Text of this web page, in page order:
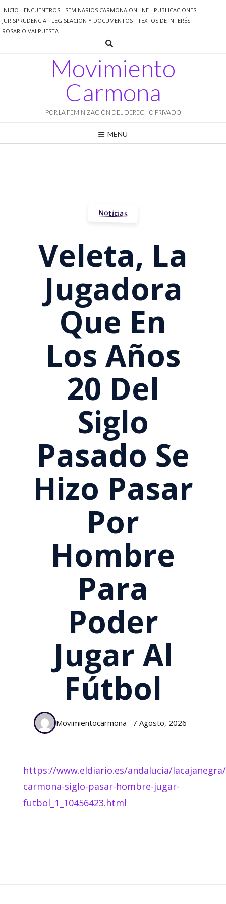
al
contenido
INICIO ENCUENTROS SEMINARIOS CARMONA ONLINE
PUBLICACIONES
JURISPRUDENCIA
LEGISLACIÓN Y DOCUMENTOS
TEXTOS DE INTERÉS
ROSARIO VALPUESTA
Movimiento
Carmona
POR LA FEMINIZACIÓN DEL DERECHO PRIVADO
MENU
Noticias
Veleta, La
Jugadora
Que En
Los Años
20 Del
Siglo
Pasado Se
Hizo Pasar
Por
Hombre
Para
Poder
Jugar Al
Fútbol
Movimientocarmona 7 Agosto, 2026
https://www.eldiario.es/andalucia/
carmona-siglo-pasar-hombre-jugar-
futbol_1_10456423.html